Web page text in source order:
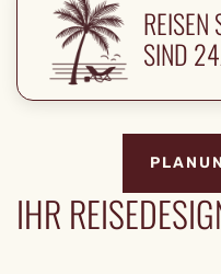
REISEN
SIND
IHR